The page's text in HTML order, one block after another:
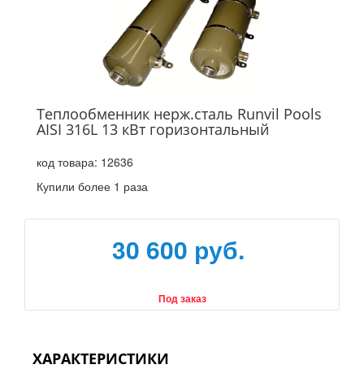
Теплообменник нерж.сталь Runvil Pools
AISI 316L 13 кВт горизонтальный
код товара: 12636
Купили более 1 раза
30 600 руб.
Под заказ
ХАРАКТЕРИСТИКИ